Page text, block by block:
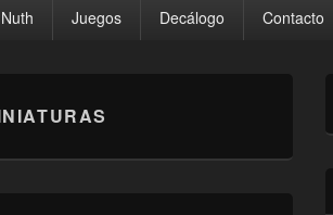
Juegos Decálogo Contacto